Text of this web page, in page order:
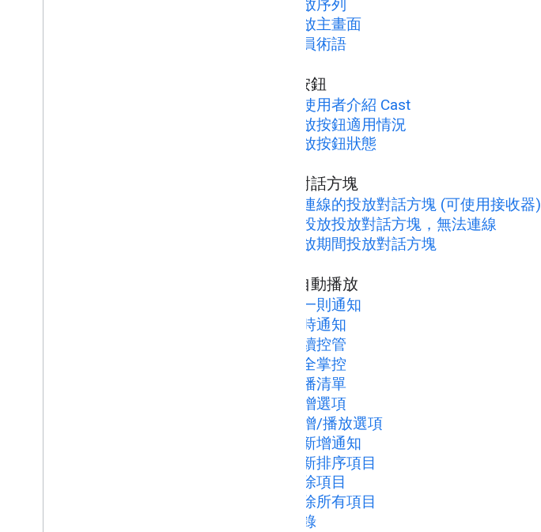
投放序列
投放主畫面
演員術語
投放按鈕
向使用者介紹 Cast
投放按鈕適用情況
投放按鈕狀態
投放對話方塊
未連線的投放對話方塊 (可使用接收器)
已投放投放對話方塊，無法連線
投放期間投放對話方塊
投放自動播放
下一則通知
逾時通知
持續控管
完全掌控
待播清單
新增選項
新增/播放選項
已新增通知
重新排序項目
移除項目
清除所有項目
記錄